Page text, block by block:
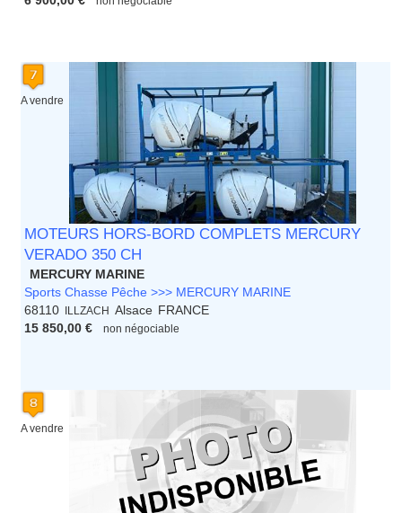
A vendre
MOTEURS HORS-BORD COMPLETS MERCURY
VERADO 350 CH
MERCURY MARINE
Sports Chasse Pêche >>> MERCURY MARINE
68110
ILLZACH Alsace FRANCE
15 850,00 €
non négociable
A vendre